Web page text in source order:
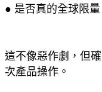
● 是否真的全球限量
這不像惡作劇，但
次產品操作。